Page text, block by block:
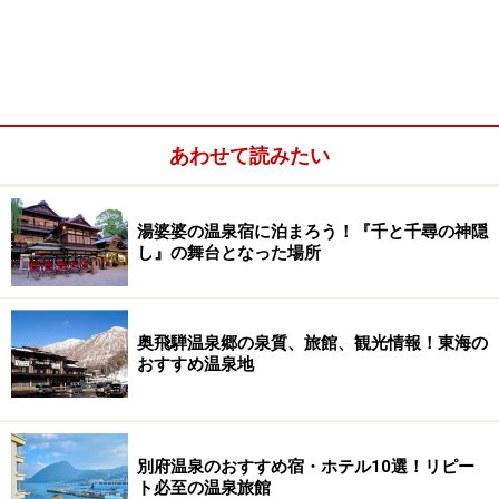
あわせて読みたい
湯婆婆の温泉宿に泊まろう！『千と千尋の神隠
し』の舞台となった場所
奥飛騨温泉郷の泉質、旅館、観光情報！東海の
おすすめ温泉地
別府温泉のおすすめ宿・ホテル10選！リピー
ト必至の温泉旅館